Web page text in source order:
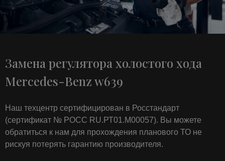
Замена регулятора холостого хода
Mercedes-Benz w639
Наш техцентр сертифицирован в Росстандарт
(сертификат № РОСС RU.РТ01.М00057). Вы можете
обратиться к нам для прохождения планового ТО не
рискуя потерять гарантию производителя.